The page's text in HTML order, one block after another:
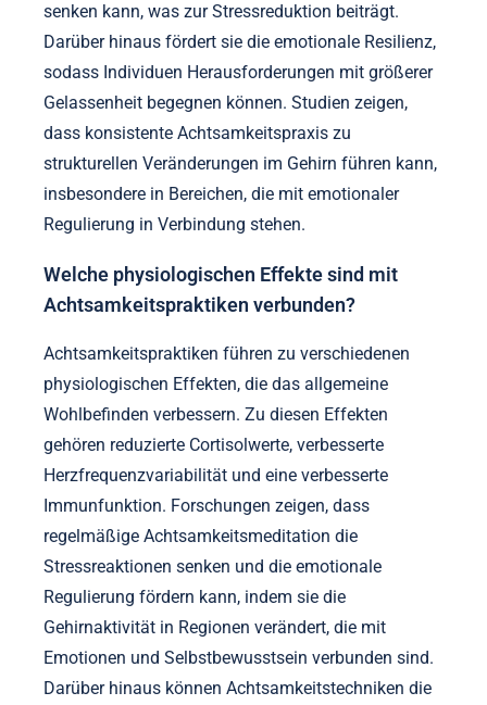
senken kann, was zur Stressreduktion beiträgt.
Darüber hinaus fördert sie die emotionale Resilienz,
sodass Individuen Herausforderungen mit größerer
Gelassenheit begegnen können. Studien zeigen,
dass konsistente Achtsamkeitspraxis zu
strukturellen Veränderungen im Gehirn führen kann,
insbesondere in Bereichen, die mit emotionaler
Regulierung in Verbindung stehen.
Welche physiologischen Effekte sind mit
Achtsamkeitspraktiken verbunden?
Achtsamkeitspraktiken führen zu verschiedenen
physiologischen Effekten, die das allgemeine
Wohlbefinden verbessern. Zu diesen Effekten
gehören reduzierte Cortisolwerte, verbesserte
Herzfrequenzvariabilität und eine verbesserte
Immunfunktion. Forschungen zeigen, dass
regelmäßige Achtsamkeitsmeditation die
Stressreaktionen senken und die emotionale
Regulierung fördern kann, indem sie die
Gehirnaktivität in Regionen verändert, die mit
Emotionen und Selbstbewusstsein verbunden sind.
Darüber hinaus können Achtsamkeitstechniken die